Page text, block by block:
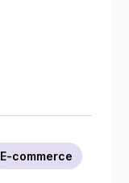
E-commerce